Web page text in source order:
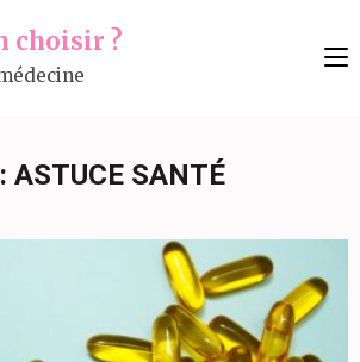
choisir ?
ASTUCE SANTÉ